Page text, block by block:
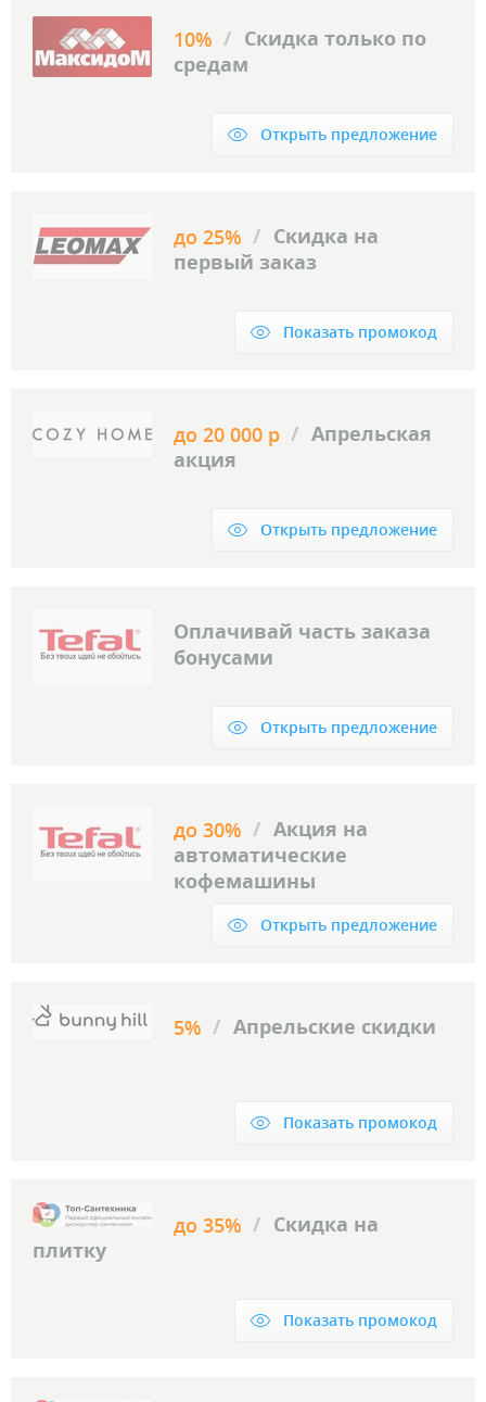
10% / Скидка только по
средам
Открыть предложение
до 25% / Скидка на
первый заказ
Показать промокод
до 20 000 р / Апрельская
акция
Открыть предложение
Оплачивай часть заказа
бонусами
Открыть предложение
до 30% / Акция на
автоматические
кофемашины
Открыть предложение
5% / Апрельские скидки
Показать промокод
до 35% / Скидка на
плитку
Показать промокод